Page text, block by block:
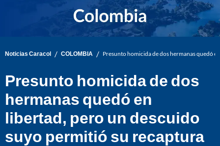
Noticias Caracol / COLOMBIA / Presunto homicida de dos hermanas quedó
Presunto homicida de dos
hermanas quedó en
libertad, pero un descuido
suyo permitió su recaptura